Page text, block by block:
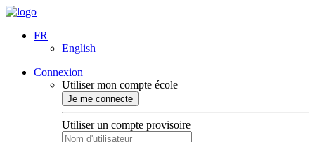
FR
English
Connexion
Utiliser mon compte école
Je me connecte
Utiliser un compte provisoire